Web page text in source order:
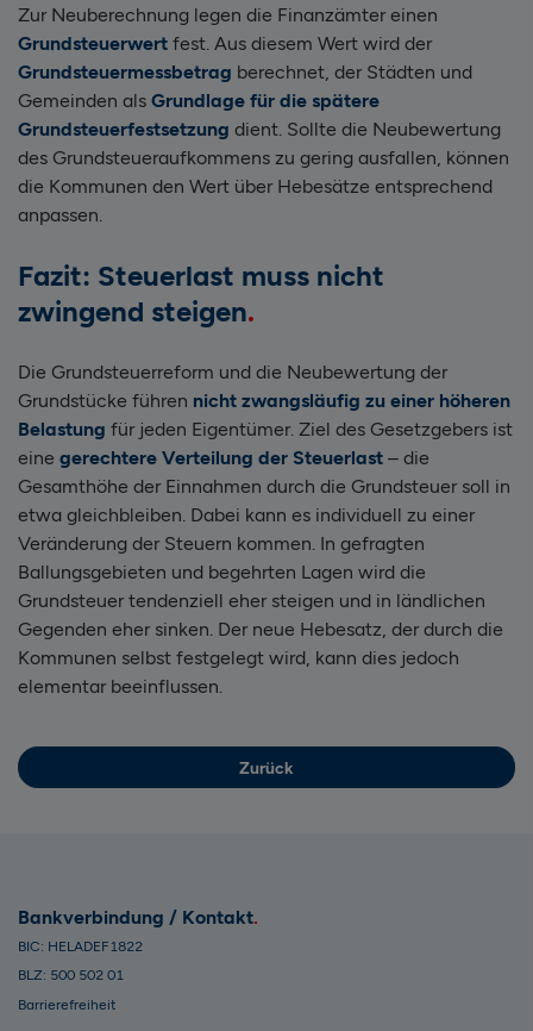
Zur Neuberechnung legen die Finanzämter einen
Grundsteuerwert fest. Aus diesem Wert wird der
Grundsteuermessbetrag berechnet, der Städten und
Gemeinden als Grundlage für die spätere
Grundsteuerfestsetzung dient. Sollte die Neubewertung
des Grundsteueraufkommens zu gering ausfallen, können
die Kommunen den Wert über Hebesätze entsprechend
anpassen.
Fazit: Steuerlast muss nicht
zwingend steigen
Die Grundsteuerreform und die Neubewertung der
Grundstücke führen nicht zwangsläufig zu einer höheren
Belastung für jeden Eigentümer. Ziel des Gesetzgebers ist
eine gerechtere Verteilung der Steuerlast – die
Gesamthöhe der Einnahmen durch die Grundsteuer soll in
etwa gleichbleiben. Dabei kann es individuell zu einer
Veränderung der Steuern kommen. In gefragten
Ballungsgebieten und begehrten Lagen wird die
Grundsteuer tendenziell eher steigen und in ländlichen
Gegenden eher sinken. Der neue Hebesatz, der durch die
Kommunen selbst festgelegt wird, kann dies jedoch
elementar beeinflussen.
Zurück
Bankverbindung / Kontakt
BIC: HELADEF1822
BLZ: 500 502 01
Barrierefreiheit